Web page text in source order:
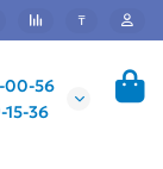
₸
00-56
15-36